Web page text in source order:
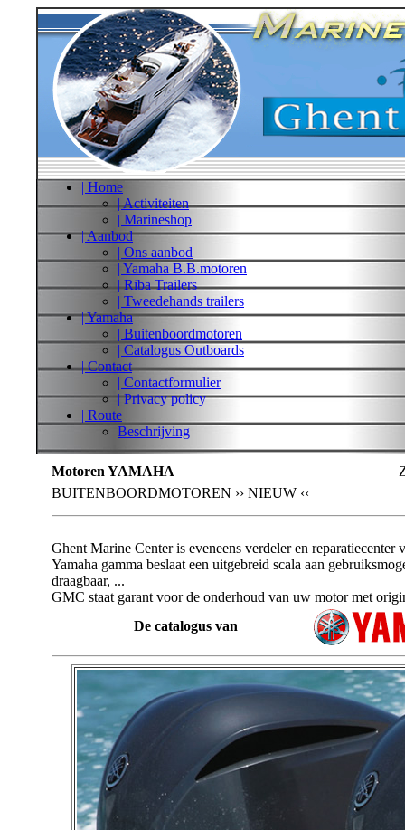
| Home
| Activiteiten
| Marineshop
| Aanbod
| Ons aanbod
| Yamaha B.B.motoren
| Riba Trailers
| Tweedehands trailers
| Yamaha
| Buitenboordmotoren
| Catalogus Outboards
| Contact
| Contactformulier
| Privacy policy
| Route
Beschrijving
Motoren YAMAHA
BUITENBOORDMOTOREN ›› NIEUW ‹‹
Ghent Marine Centeris eveneens verdeler en reparatiecenter
Yamaha gamma beslaat een uitgebreid scala aan
draagbaar, ...
GMC staat garant voor de onderhoud van uw motor met
De catalogus van